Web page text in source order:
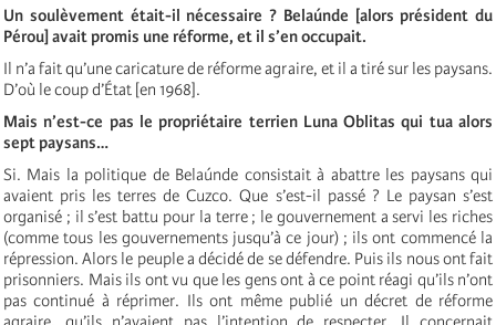
Un soulèvement était-il nécessaire ? Belaúnde [alors président du
Pérou] avait promis une réforme, et il s’en occupait.
Il n’a fait qu’une caricature de réforme agraire, et il a tiré sur les paysans.
D’où le coup d’État [en 1968].
Mais n’est-ce pas le propriétaire terrien Luna Oblitas qui tua alors
sept paysans…
Si. Mais la politique de Belaúnde consistait à abattre les paysans qui
avaient pris les terres de Cuzco. Que s’est-il passé ? Le paysan s’est
organisé ; il s’est battu pour la terre ; le gouvernement a servi les riches
(comme tous les gouvernements jusqu’à ce jour) ; ils ont commencé la
répression. Alors le peuple a décidé de se défendre. Puis ils nous ont fait
prisonniers. Mais ils ont vu que les gens ont à ce point réagi qu’ils n’ont
pas continué à réprimer. Ils ont même publié un décret de réforme